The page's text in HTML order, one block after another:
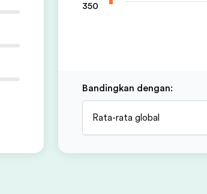
350
Bandingkan dengan:
Rata-rata global